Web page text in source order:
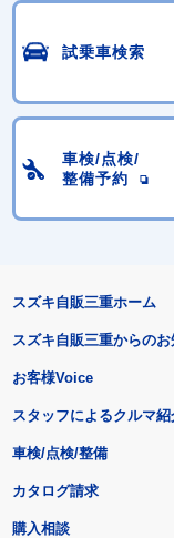
試乗車検索
車検/点検/
整備予約
スズキ自販三重ホーム
スズキ自販三重からの
お客様Voice
スタッフによるクルマ紹
車検/点検/整備
カタログ請求
購入相談